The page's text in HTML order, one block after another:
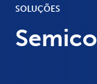
SOLUÇÕES